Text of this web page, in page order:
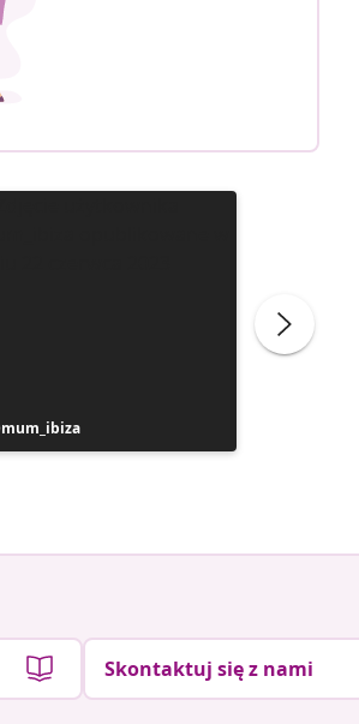
Post
opublikowany
mum_ibiza
Skontaktuj się z nami